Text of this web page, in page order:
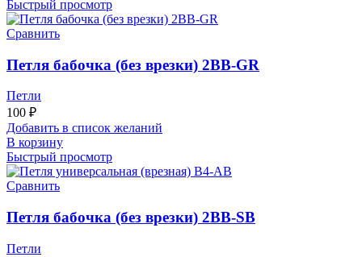
Быстрый просмотр
Сравнить
Петля бабочка (без врезки) 2BB-GR
Петли
100 ₽
Добавить в список желаний
В корзину
Быстрый просмотр
Сравнить
Петля бабочка (без врезки) 2BB-SB
Петли